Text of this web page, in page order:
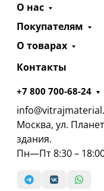
О нас
Покупателям
О товарах
Контакты
+7 800 700-68-24
Москва, ул.
здания.
Пн—Пт 8:30 –